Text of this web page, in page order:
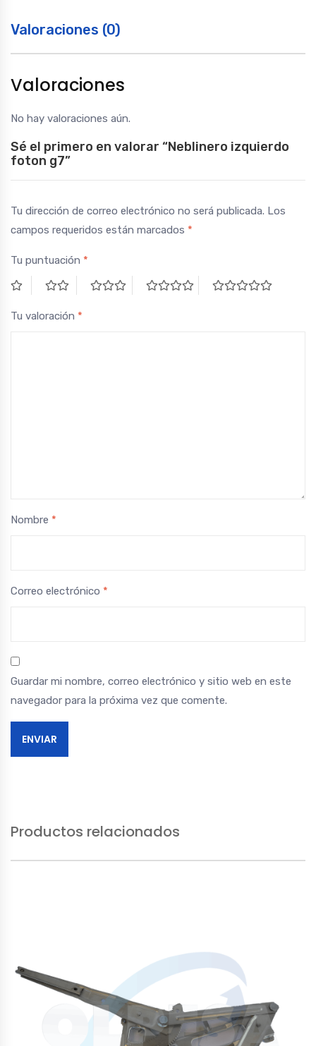
Valoraciones (0)
Valoraciones
No hay valoraciones aún.
Sé el primero en valorar “Neblinero izquierdo
foton g7”
Tu dirección de correo electrónico no será publicada. Los
campos requeridos están marcados *
Tu puntuación *
Tu valoración *
Nombre *
Correo electrónico *
Guardar mi nombre, correo electrónico y sitio web en este
navegador para la próxima vez que comente.
Productos relacionados